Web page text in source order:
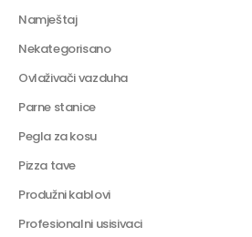
Namještaj
Nekategorisano
Ovlaživači vazduha
Parne stanice
Pegla za kosu
Pizza tave
Produžni kablovi
Profesionalni usisivaci